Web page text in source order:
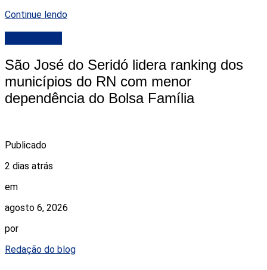
Continue lendo
São José do Seridó lidera ranking dos
municípios do RN com menor
dependência do Bolsa Família
Publicado
2 dias atrás
em
agosto 6, 2026
por
Redação do blog